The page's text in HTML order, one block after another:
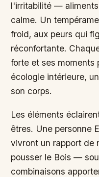
l'irritabilité —
calme. Un
froid, aux peurs qui
réconfortante.
forte et ses moments
écologie intérieure,
son corps.
Les éléments
êtres. Une personne
vivront un rapport
pousser le Bois —
combinaisons